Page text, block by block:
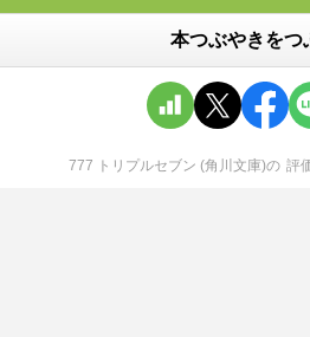
本つぶやきをつ
777 トリプルセブン (角川文庫)の 評